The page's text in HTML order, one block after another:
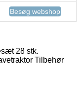
Besøg webshop
28 stk.
Tilbehør